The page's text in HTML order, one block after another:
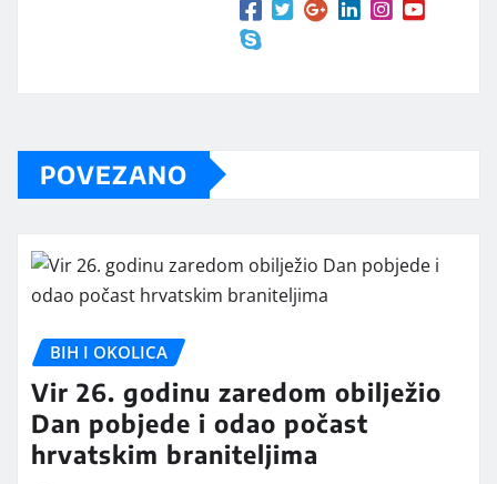
POVEZANO
BIH I OKOLICA
Vir 26. godinu zaredom obilježio
Dan pobjede i odao počast
hrvatskim braniteljima